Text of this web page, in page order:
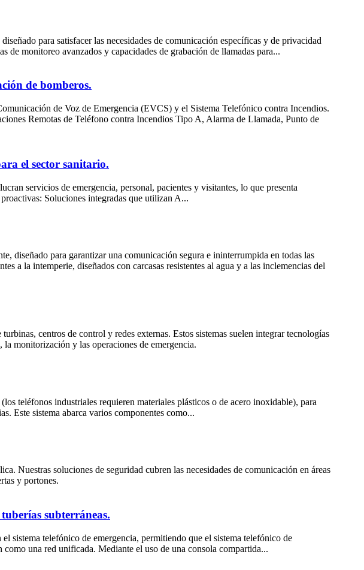
para satisfacer las necesidades de comunicación específicas y de privacidad
de monitoreo avanzados y capacidades de grabación de llamadas para...
de bomberos.
de Voz de Emergencia (EVCS) y el Sistema Telefónico contra Incendios.
Remotas de Teléfono contra Incendios Tipo A, Alarma de Llamada, Punto de
el sector sanitario.
servicios de emergencia, personal, pacientes y visitantes, lo que presenta
Soluciones integradas que utilizan A...
diseñado para garantizar una comunicación segura e ininterrumpida en todas las
a la intemperie, diseñados con carcasas resistentes al agua y a las inclemencias del
centros de control y redes externas. Estos sistemas suelen integrar tecnologías
monitorización y las operaciones de emergencia.
teléfonos industriales requieren materiales plásticos o de acero inoxidable), para
Este sistema abarca varios componentes como...
Nuestras soluciones de seguridad cubren las necesidades de comunicación en áreas
y portones.
subterráneas.
sistema telefónico de emergencia, permitiendo que el sistema telefónico de
una red unificada. Mediante el uso de una consola compartida...